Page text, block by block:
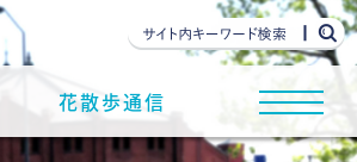
花散歩通信